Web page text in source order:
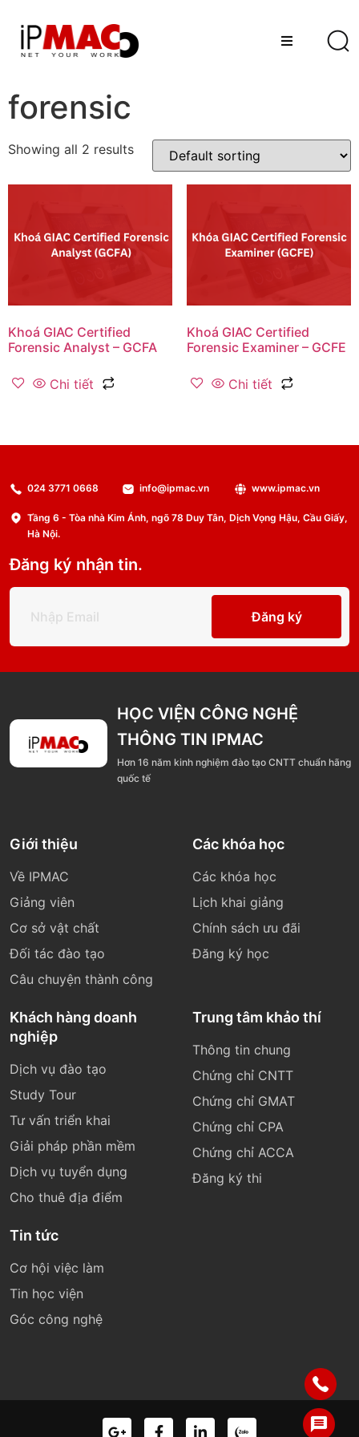
forensic
Showing all 2 results
Khoá GIAC Certified
Forensic Analyst – GCFA
Chi tiết
Khoá GIAC Certified
Forensic Examiner – GCFE
Chi tiết
024 3771 0668 info@ipmac.vn www.ipmac.vn
Tầng 6 - Tòa nhà Kim Ánh, ngõ 78 Duy Tân, Dịch Vọng Hậu, Cầu Giấy,
Hà Nội.
Đăng ký nhận tin.
Đăng ký
HỌC VIỆN CÔNG NGHỆ
THÔNG TIN IPMAC
Hơn 16 năm kinh nghiệm đào tạo CNTT chuẩn hãng
quốc tế
Giới thiệu
Về IPMAC
Giảng viên
Cơ sở vật chất
Đối tác đào tạo
Câu chuyện thành công
Các khóa học
Các khóa học
Lịch khai giảng
Chính sách ưu đãi
Đăng ký học
Khách hàng doanh
nghiệp
Dịch vụ đào tạo
Study Tour
Tư vấn triển khai
Giải pháp phần mềm
Dịch vụ tuyển dụng
Cho thuê địa điểm
Trung tâm khảo thí
Thông tin chung
Chứng chỉ CNTT
Chứng chỉ GMAT
Chứng chỉ CPA
Chứng chỉ ACCA
Đăng ký thi
Tin tức
Cơ hội việc làm
Tin học viện
Góc công nghệ